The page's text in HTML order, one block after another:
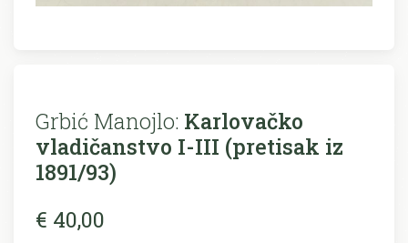
Grbić Manojlo: Karlovačko
vladičanstvo I-III (pretisak iz
1891/93)
€ 40,00